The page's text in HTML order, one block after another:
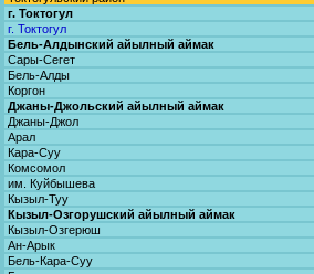
г. Токтогул
г. Токтогул
Бель-Алдынский айылный аймак
Сары-Сегет
Бель-Алды
Коргон
Джаны-Джольский айылный аймак
Джаны-Джол
Арал
Кара-Суу
Комсомол
им. Куйбышева
Кызыл-Туу
Кызыл-Озгорушский айылный аймак
Кызыл-Озгерюш
Ан-Арык
Бель-Кара-Суу